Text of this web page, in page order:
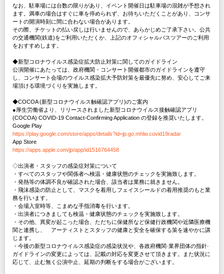
なお、駐車場には台数の限りがあり、イベント開催日は駐車場の混雑が予想され
ます。満車の場合はすぐに車を停められず、お待ちいただくことがあり、コンサ
ートの開演時刻に間に合わない場合があります。
その際、チケットの払い戻しは行いませんので、あらかじめご了承下さい。公共
の交通機関(鉄道)をご利用いただくか、上記のオフィシャルバスツアーのご利用
をおすすめします。
◆新型コロナウイルス感染症拡大防止対策に関してのガイドライン
公演開催にあたっては、政府機関・コンサート開催都市のガイドラインを遵守
し、コンサート会場のウイルス感染拡大予防対策を最優先に努め、安心してご来
場頂ける環境づくりを実施します。
◆COCOA (新型コロナウイルス触確認アプリ)のご案内
●厚生労働省より、リリースされました新型コロナウイルス接触確認アプリ
(COCOA) COVID-19 Contact-Confirming Application の登録を推奨いたします。
Google Play
https://play.google.com/store/apps/details?id=jp.go.mhlw.covid19radar
App Store
https://apps.apple.com/jp/app/id1516764458
◇出演者・スタッフの感染症対策について
・すべてのスタッフや関係者へ検温・健康状態のチェックを実施致します。
・発熱等の体調不良が確認された場合、該当者は業務に就きません。
・飛沫感染の防止として、マスクを着用しフェイスシールドの着用推奨のもと業
務を行います。
・会場入室時等、こまめな手指消毒を行います。
・出演者につきましても検温・健康状態のチェックを実施致します。
・その他、異変が起こった場合、ただちに保健所など保健行政機関や近隣医療機
関と連携し、 アーティストとスタッフの健康と安全を確保する策を速やかに講
じます。
・今後の新型コロナウイルス感染症の感染状況や、各政府機関·業界団体の指針·
ガイドラインの変更によっては、記載の対応を変更させて頂きます。また状況に
応じて、止む無く公演中止、延期の判断をする場合がございます。